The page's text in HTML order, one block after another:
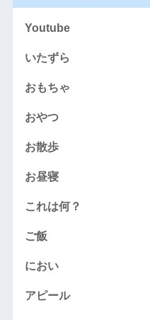
Youtube
いたずら
おもちゃ
おやつ
お散歩
お昼寝
これは何？
ご飯
におい
アピール